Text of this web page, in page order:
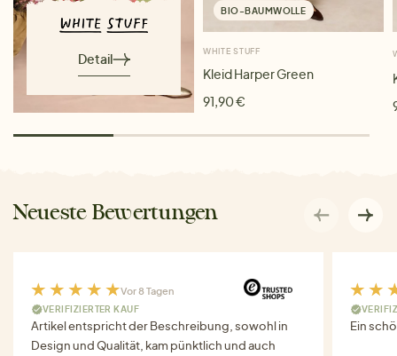
Detail
BIO-BAUMWOLLE
WHITE STUFF
Kleid Harper Green
91,90 €
Neueste Bewertungen
Vor 8 Tagen
VERIFIZIERTER KAUF
Artikel entspricht der Beschreibung, sowohl in
Design und Qualität, kam pünktlich und auch
Ein